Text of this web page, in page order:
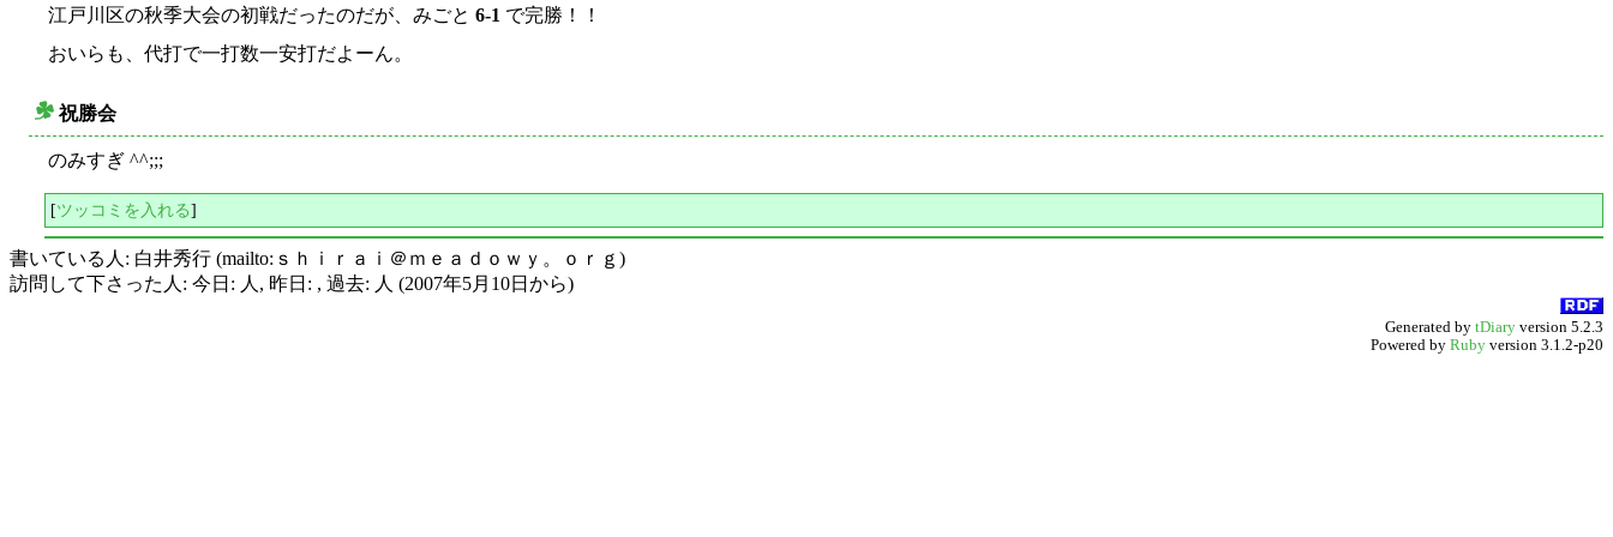
江戸川区の秋季大会の初戦だったのだが、みごと 6-1 で完勝！！
おいらも、代打で一打数一安打だよーん。
祝勝会
のみすぎ ^^;;;
[ツッコミを入れる]
書いている人: 白井秀行 (mailto:ｓｈｉｒａｉ＠ｍｅａｄｏｗｙ。ｏｒｇ)
訪問して下さった人: 今日: 人, 昨日: , 過去: 人 (2007年5月10日から)
Generated by tDiary version 5.2.3
Powered by Ruby version 3.1.2-p20